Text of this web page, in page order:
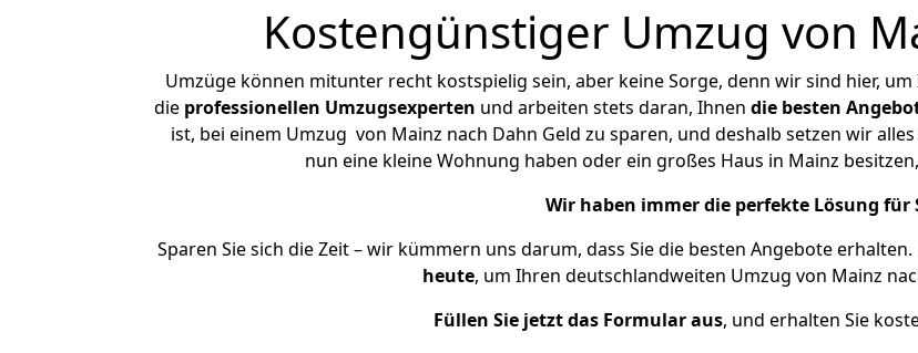
Kostengünstiger Umzug von
Umzüge können mitunter recht kostspielig sein, aber keine Sorge, denn wir sind hier, um
die professionellen Umzugsexperten und arbeiten stets daran, Ihnen die besten
ist, bei einem Umzug von Mainz nach Dahn Geld zu sparen, und deshalb setzen wir
nun eine kleine Wohnung haben oder ein großes Haus in Mainz
Wir haben immer die perfekte Lösung für
Sparen Sie sich die Zeit – wir kümmern uns darum, dass Sie die besten Angebote erhalten.
heute, um Ihren deutschlandweiten Umzug von Mainz
Füllen Sie jetzt das Formular aus, und erhalten Sie